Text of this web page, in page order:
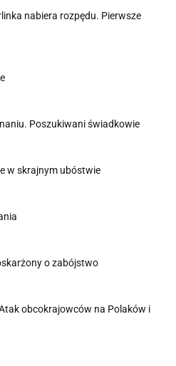
nabiera rozpędu. Pierwsze
Poszukiwani świadkowie
w skrajnym ubóstwie
o zabójstwo
obcokrajowców na Polaków i